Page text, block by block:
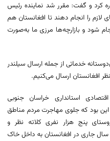
کرد و گفت: مقرر شد نماینده رئیس
را انجام دهند تا افغانستان هم
و توافقی بین ۲ کشور انجام شود و بازارچه‌ها مرزی ما به‌صورت
خدماتی از جمله ارسال سیلندر
افغانستان ارسال می‌کنیم.
استانداری خراسان جنوبی
این بود که جلوی مهاجرت مردم مناطق
پنج هزار نفری کلاته نظر و
جاری در افغانستان به داخل خاک